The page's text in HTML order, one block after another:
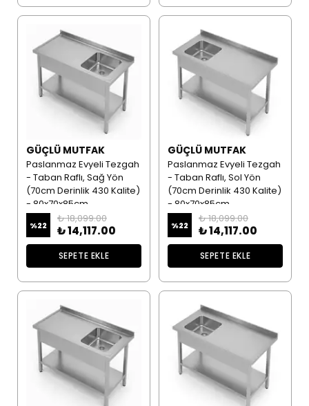
GÜÇLÜ MUTFAK
Paslanmaz Evyeli Tezgah
- Taban Raflı, Sağ Yön
(70cm Derinlik 430 Kalite)
- 80x70x85cm
%22
₺ 18,099.00
₺ 14,117.00
SEPETE EKLE
GÜÇLÜ MUTFAK
Paslanmaz Evyeli Tezgah
- Taban Raflı, Sol Yön
(70cm Derinlik 430 Kalite)
- 80x70x85cm
%22
₺ 18,099.00
₺ 14,117.00
SEPETE EKLE